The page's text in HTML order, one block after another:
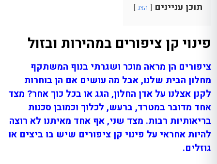
תוכן עניינים הצג
פינוי קן ציפורים במהירות ובזול
ציפורים הן מראה מוכר ושגרתי בנוף המשתקף
מחלון הבית שלנו, אבל מה עושים אם הן בוחרות
לקנן אצלנו על אדן החלון, הגג או בכל כוך אחר? מצד
אחד מדובר במטרד, ברעש, לכלוך וכמובן סכנות
בריאותיות רבות. מצד שני, אף אחד מאיתנו לא רוצה
להיות אחראי על פינוי קן ציפורים שיש בו ביצים או
גוזלים.